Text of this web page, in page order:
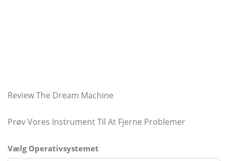
Review The Dream Machine
Prøv Vores Instrument Til At Fjerne Problemer
Vælg Operativsystemet